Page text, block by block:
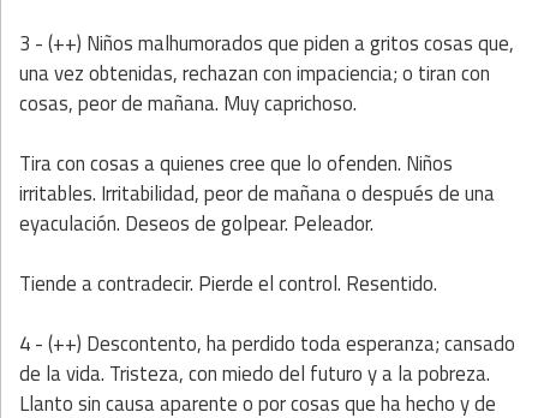
3 - (++) Niños malhumorados que piden a gritos cosas que,
una vez obtenidas, rechazan con impaciencia; o tiran con
cosas, peor de mañana. Muy caprichoso.
Tira con cosas a quienes cree que lo ofenden. Niños
irritables. Irritabilidad, peor de mañana o después de una
eyaculación. Deseos de golpear. Peleador.
Tiende a contradecir. Pierde el control. Resentido.
4 - (++) Descontento, ha perdido toda esperanza; cansado
de la vida. Tristeza, con miedo del futuro y a la pobreza.
Llanto sin causa aparente o por cosas que ha hecho y de